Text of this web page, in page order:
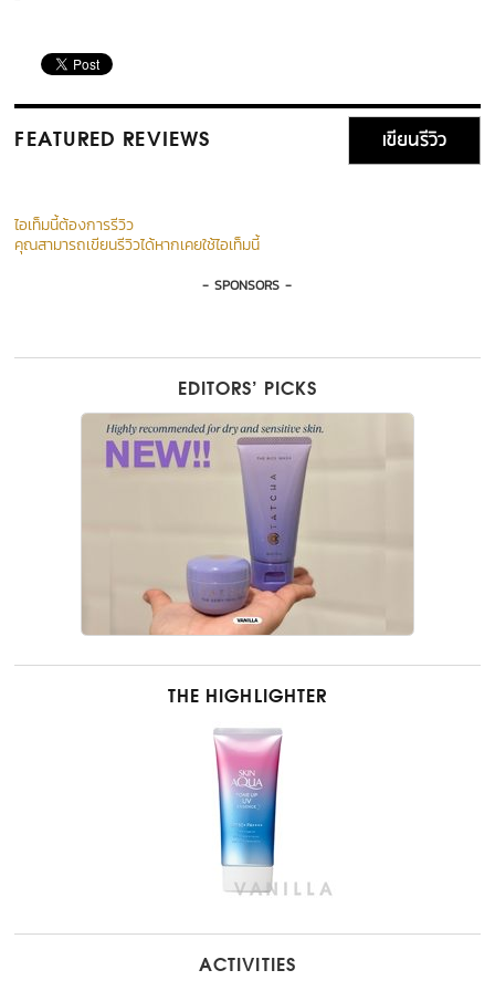
FEATURED REVIEWS เขียนรีวิว
ไอเท็มนี้ต้องการรีวิว
คุณสามารถเขียนรีวิวได้หากเคยใช้ไอเท็มนี้
- SPONSORS -
EDITORS’ PICKS
THE HIGHLIGHTER
ACTIVITIES